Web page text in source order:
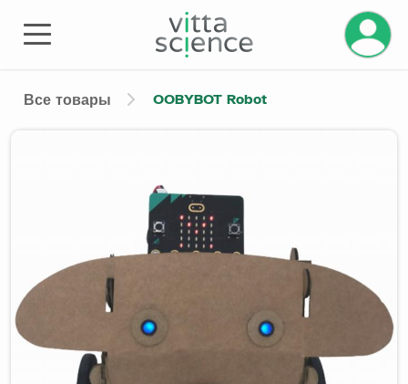
Все товары OOBYBOT Robot